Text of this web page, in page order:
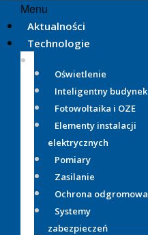
Menu
Aktualności
Technologie
Oświetlenie
Inteligentny budynek
Fotowoltaika i OZE
Elementy instalacji
elektrycznych
Pomiary
Zasilanie
Ochrona odgromowa
Systemy
zabezpieczeń